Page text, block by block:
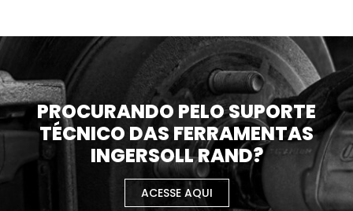
PROCURANDO PELO SUPORTE
TÉCNICO DAS FERRAMENTAS
INGERSOLL RAND?
ACESSE AQUI